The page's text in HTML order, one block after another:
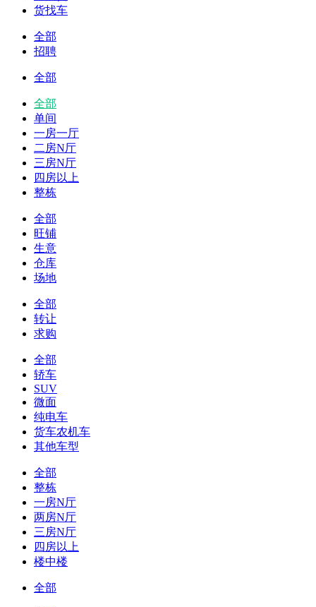
货找车
全部
招聘
全部
全部
单间
一房一厅
二房N厅
三房N厅
四房以上
整栋
全部
旺铺
生意
仓库
场地
全部
转让
求购
全部
轿车
SUV
微面
纯电车
货车农机车
其他车型
全部
整栋
一房N厅
两房N厅
三房N厅
四房以上
楼中楼
全部